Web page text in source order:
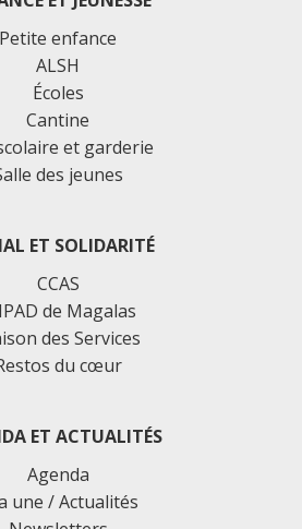
Petite enfance
ALSH
Écoles
Cantine
et garderie
des jeunes
ET SOLIDARITÉ
CCAS
de Magalas
des Services
du cœur
ET ACTUALITÉS
Agenda
une / Actualités